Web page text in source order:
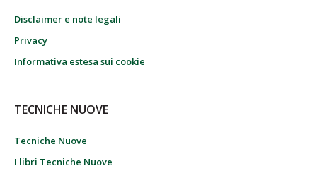
Disclaimer e note legali
Privacy
Informativa estesa sui cookie
TECNICHE NUOVE
Tecniche Nuove
I libri Tecniche Nuove